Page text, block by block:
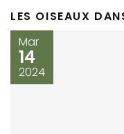
LES OISEAUX
Mar
14
2024